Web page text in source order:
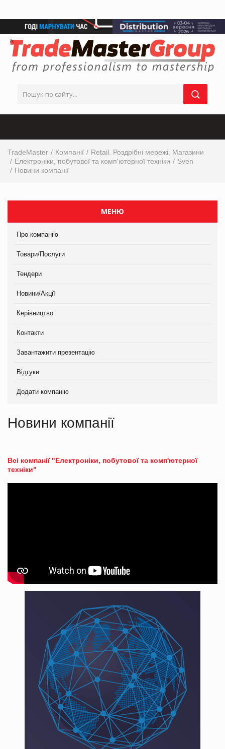
TradeMaster Компанії
Retail. Роздрібні мережі, Магазини
Електроніки, побутової та комп'ютерної техніки
Sven
Новини компанії
МЕНЮ
Про компанію
Товари/Послуги
Тендери
Новини/Акції
Керівництво
Контакти
Завантажити презентацію
Відгуки
Додати компанію
Новини компанії
Всі компанії "Електроніки, побутової та комп'ютерної
техніки"